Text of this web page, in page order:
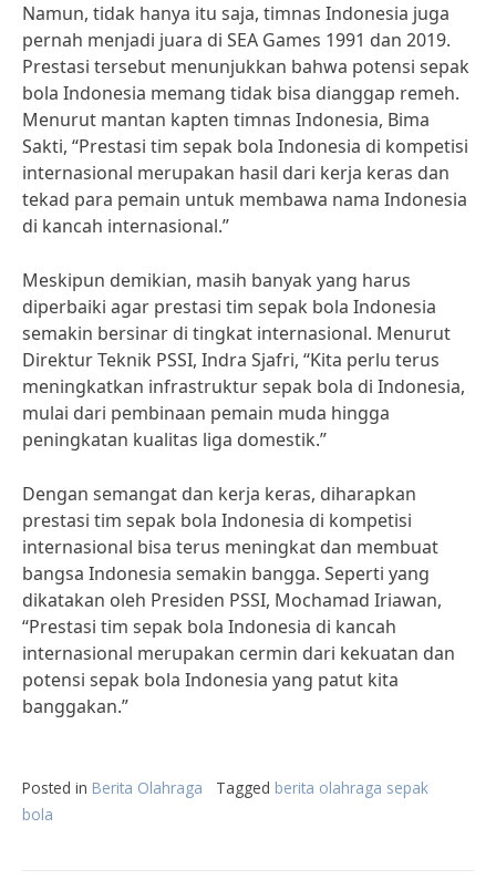
Namun, tidak hanya itu saja, timnas Indonesia juga
pernah menjadi juara di SEA Games 1991 dan 2019.
Prestasi tersebut menunjukkan bahwa potensi sepak
bola Indonesia memang tidak bisa dianggap remeh.
Menurut mantan kapten timnas Indonesia, Bima
Sakti, “Prestasi tim sepak bola Indonesia di kompetisi
internasional merupakan hasil dari kerja keras dan
tekad para pemain untuk membawa nama Indonesia
di kancah internasional.”
Meskipun demikian, masih banyak yang harus
diperbaiki agar prestasi tim sepak bola Indonesia
semakin bersinar di tingkat internasional. Menurut
Direktur Teknik PSSI, Indra Sjafri, “Kita perlu terus
meningkatkan infrastruktur sepak bola di Indonesia,
mulai dari pembinaan pemain muda hingga
peningkatan kualitas liga domestik.”
Dengan semangat dan kerja keras, diharapkan
prestasi tim sepak bola Indonesia di kompetisi
internasional bisa terus meningkat dan membuat
bangsa Indonesia semakin bangga. Seperti yang
dikatakan oleh Presiden PSSI, Mochamad Iriawan,
“Prestasi tim sepak bola Indonesia di kancah
internasional merupakan cermin dari kekuatan dan
potensi sepak bola Indonesia yang patut kita
banggakan.”
Posted in Berita Olahraga Tagged berita olahraga sepak
bola